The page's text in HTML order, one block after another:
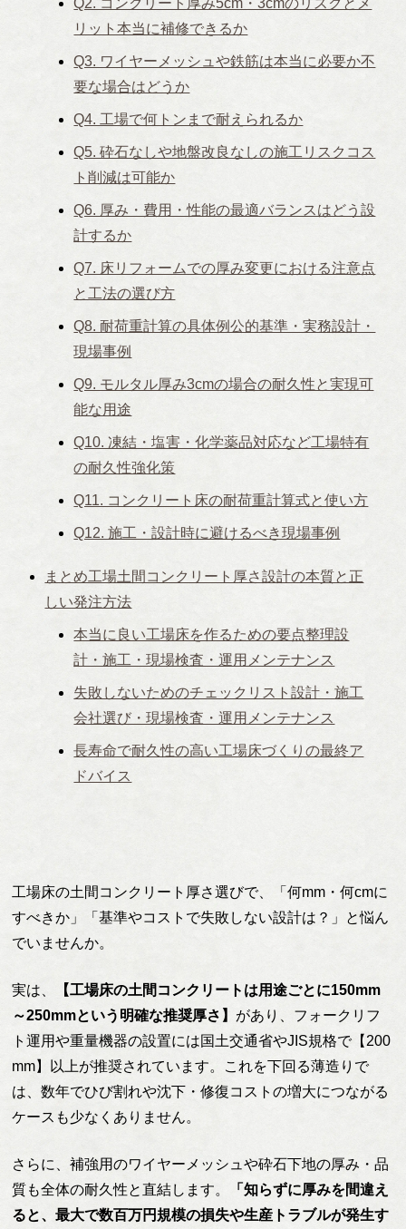
リット本当に補修できるか
Q3. ワイヤーメッシュや鉄筋は本当に必要か不
要な場合はどうか
Q4. 工場で何トンまで耐えられるか
Q5. 砕石なしや地盤改良なしの施工リスクコス
ト削減は可能か
Q6. 厚み・費用・性能の最適バランスはどう設
計するか
Q7. 床リフォームでの厚み変更における注意点
と工法の選び方
Q8. 耐荷重計算の具体例公的基準・実務設計・
現場事例
Q9. モルタル厚み3cmの場合の耐久性と実現可
能な用途
Q10. 凍結・塩害・化学薬品対応など工場特有
の耐久性強化策
Q11. コンクリート床の耐荷重計算式と使い方
Q12. 施工・設計時に避けるべき現場事例
まとめ工場土間コンクリート厚さ設計の本質と正
しい発注方法
本当に良い工場床を作るための要点整理設
計・施工・現場検査・運用メンテナンス
失敗しないためのチェックリスト設計・施工
会社選び・現場検査・運用メンテナンス
長寿命で耐久性の高い工場床づくりの最終ア
ドバイス
工場床の土間コンクリート厚さ選びで、「何mm・何cmに
すべきか」「基準やコストで失敗しない設計は？」と悩ん
でいませんか。
実は、
【工場床の土間コンクリートは用途ごとに150mm
～250mmという明確な推奨厚さ】 があり、フォークリフ
ト運用や重量機器の設置には国土交通省やJIS規格で【200
mm】以上が推奨されています。これを下回る薄造りで
は、数年でひび割れや沈下・修復コストの増大につながる
ケースも少なくありません。
さらに、補強用のワイヤーメッシュや砕石下地の厚み・品
質も全体の耐久性と直結します。
「知らずに厚みを間違え
ると、最大で数百万円規模の損失や生産トラブルが発生す